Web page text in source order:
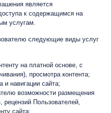
является
к содержащимся на
услугам.
следующие виды услуг
на платной основе, с
просмотра контента;
и навигации сайта;
возможности размещения
Пользователей,
сайта;